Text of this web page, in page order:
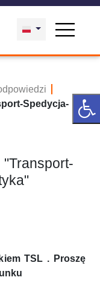
Spedycja-
TSL . Proszę